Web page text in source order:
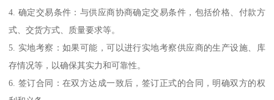
4. 确定交易条件：与供应商协商确定交易条件，包括价格、付款方
式、交货方式、质量要求等。
5. 实地考察：如果可能，可以进行实地考察供应商的生产设施、库
存情况等，以确保其实力和可靠性。
6. 签订合同：在双方达成一致后，签订正式的合同，明确双方的权